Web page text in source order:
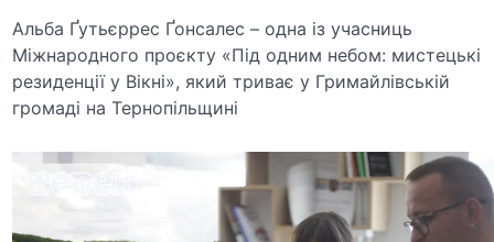
Альба Ґутьєррес Ґонсалес – одна із учасниць
Міжнародного проєкту «Під одним небом: мистецькі
резиденції у Вікні», який триває у Гримайлівській
громаді на Тернопільщині